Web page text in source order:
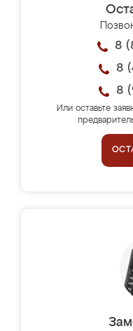
8
8
8
Или оставьте